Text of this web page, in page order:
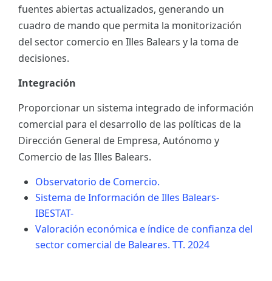
fuentes abiertas actualizados, generando un
cuadro de mando que permita la monitorización
del sector comercio en Illes Balears y la toma de
decisiones.
Integración
Proporcionar un sistema integrado de información
comercial para el desarrollo de las políticas de la
Dirección General de Empresa, Autónomo y
Comercio de las Illes Balears.
Observatorio de Comercio.
Sistema de Información de Illes Balears-
IBESTAT-
Valoración económica e índice de confianza del
sector comercial de Baleares. TT. 2024